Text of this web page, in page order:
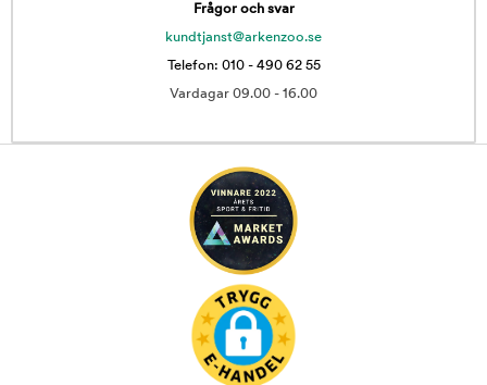
Frågor och svar
kundtjanst@arkenzoo.se
Telefon: 010 - 490 62 55
Vardagar 09.00 - 16.00